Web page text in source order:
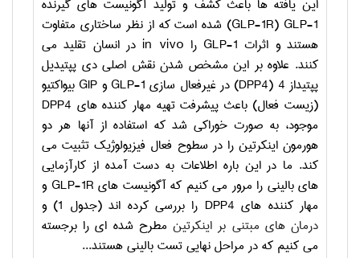
این یافته ها باعث کشف و تولید آگونیست های گیرنده
GLP-1
(
GLP-1R) شده است که از نظر ساختاری متفاوت
هستند و اثرات GLP-1 را in vivo در انسان تقلید می
کنند. علاوه بر این مشخص شدن نقش اصلی دی پپتیدیل
پپتیداز 4 (
DPP4) در غیرفعال سازی GLP-1و GIP بیواکتیو
(زیست فعال) باعث پیشرفت تهیه مهار کننده های DPP4
موجود، به صورت خوراکی شد که استفاده از آنها هر دو
هورمون اینکرتین را در سطوح فعال فیزیولوژیک تثبیت می
کند. ما در این باره اطلاعات به دست آمده از کارآزمایی
های بالینی را مرور می کنیم که آگونیست های GLP-1R و
مهار کننده های DPP4 را بررسی کرده اند (جدول 1) و
درمان های مبتنی بر اینکرتینمطرح شده ای را برجسته
می کنیم که در مراحل نهایی تست بالینی هستند...